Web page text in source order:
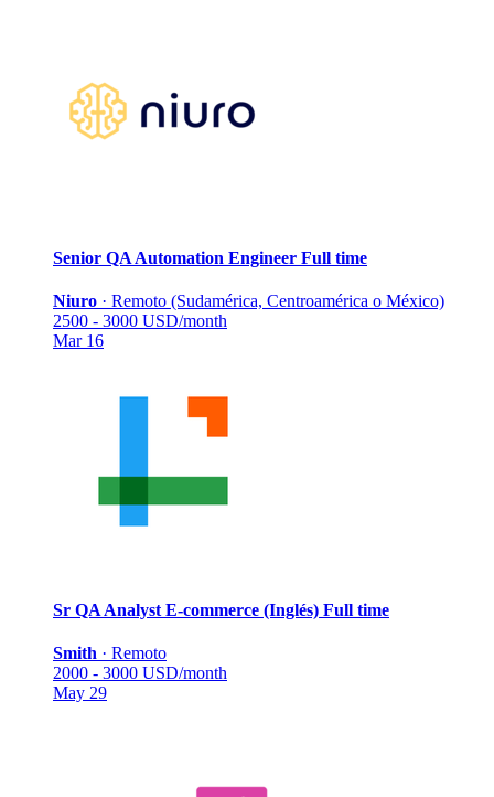
Senior QA Automation Engineer Full time
Niuro · Remoto (Sudamérica, Centroamérica o México)
2500 - 3000 USD/month
Mar 16
Sr QA Analyst E-commerce (Inglés) Full time
Smith · Remoto
2000 - 3000 USD/month
May 29